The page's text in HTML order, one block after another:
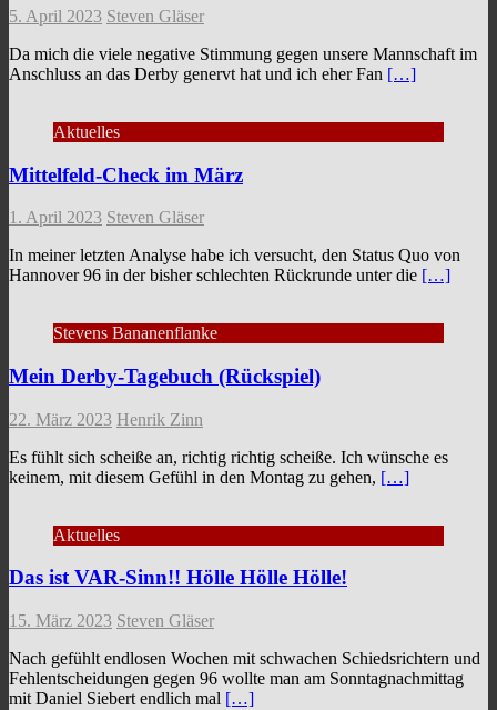
5. April 2023 Steven Gläser
Da mich die viele negative Stimmung gegen unsere Mannschaft im
Anschluss an das Derby genervt hat und ich eher Fan […]
Aktuelles
Mittelfeld-Check im März
1. April 2023 Steven Gläser
In meiner letzten Analyse habe ich versucht, den Status Quo von
Hannover 96 in der bisher schlechten Rückrunde unter die […]
Stevens Bananenflanke
Mein Derby-Tagebuch (Rückspiel)
22. März 2023 Henrik Zinn
Es fühlt sich scheiße an, richtig richtig scheiße. Ich wünsche es
keinem, mit diesem Gefühl in den Montag zu gehen, […]
Aktuelles
Das ist VAR-Sinn!! Hölle Hölle Hölle!
15. März 2023 Steven Gläser
Nach gefühlt endlosen Wochen mit schwachen Schiedsrichtern und
Fehlentscheidungen gegen 96 wollte man am Sonntagnachmittag
mit Daniel Siebert endlich mal […]